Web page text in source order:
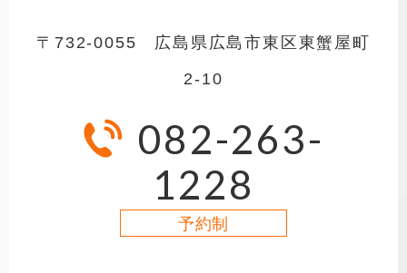
〒732-0055 広島県広島市東区東蟹屋町
2-10
082-263-
1228
予約制